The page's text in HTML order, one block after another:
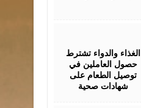
الغذاء والدواء تشترط
حصول العاملين في
توصيل الطعام على
شهادات صحية
2026